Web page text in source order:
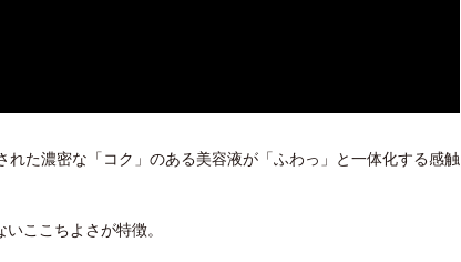
た濃密な「コク」のある美容液が「ふわっ」と一体化する感触
ここちよさが特徴。